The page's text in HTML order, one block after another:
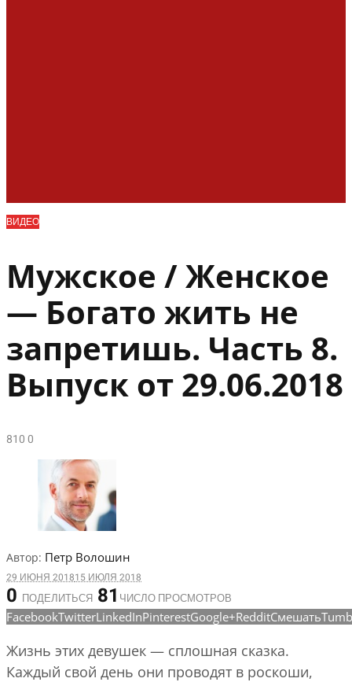
ВИДЕО
Мужское / Женское
— Богато жить не
запретишь. Часть 8.
Выпуск от 29.06.2018
8100
Автор: Петр Волошин
29 ИЮНЯ 201815 ИЮЛЯ 2018
0 ПОДЕЛИТЬСЯ 81 ЧИСЛО ПРОСМОТРОВ
FacebookTwitterLinkedInPinterestGoogle+RedditСмешать
Жизнь этих девушек — сплошная сказка.
Каждый свой день они проводят в роскоши,